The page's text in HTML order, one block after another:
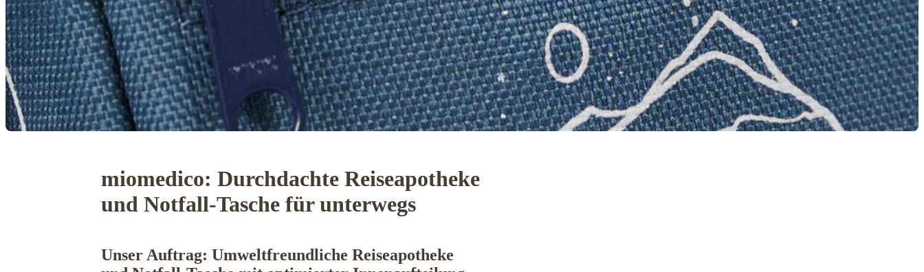
miomedico: Durchdachte Reiseapotheke
und Notfall-Tasche für unterwegs
Unser Auftrag: Umweltfreundliche Reiseapotheke